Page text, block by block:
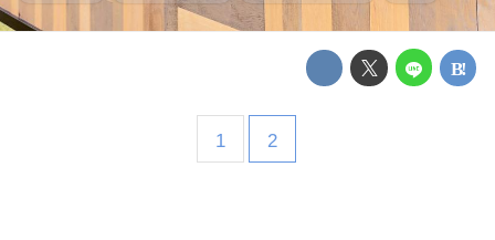
1 2